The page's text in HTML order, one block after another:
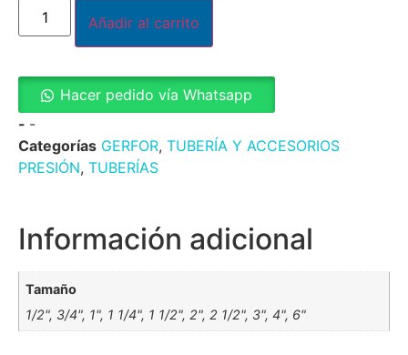
Añadir al carrito
Hacer pedido vía Whatsapp
- -
Categorías GERFOR, TUBERÍA Y ACCESORIOS
PRESIÓN, TUBERÍAS
Información adicional
Tamaño
1/2", 3/4", 1", 1 1/4", 1 1/2", 2", 2 1/2", 3", 4", 6"